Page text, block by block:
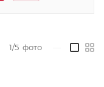
1/5 фото